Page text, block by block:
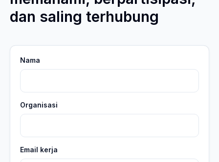
dan saling terhubung
Nama
Organisasi
Email kerja